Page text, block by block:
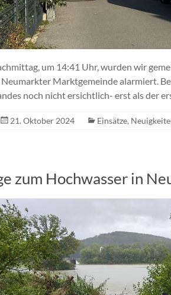
um 14:41 Uhr, wurden wir
Marktgemeinde alarmiert.
noch nicht ersichtlich- erst als der
21. Oktober 2024 Einsätze,
zum Hochwasser in